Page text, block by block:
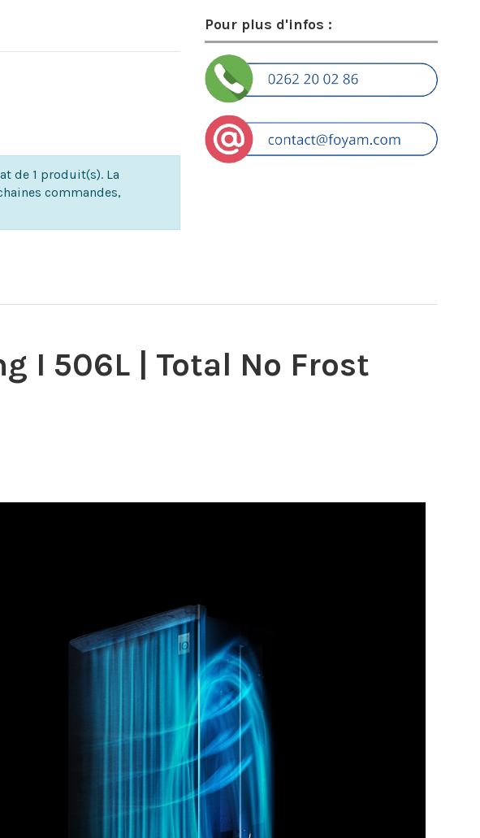
de 1 produit(s). La
commandes,
Pour plus d'infos :
I 506L | Total No Frost